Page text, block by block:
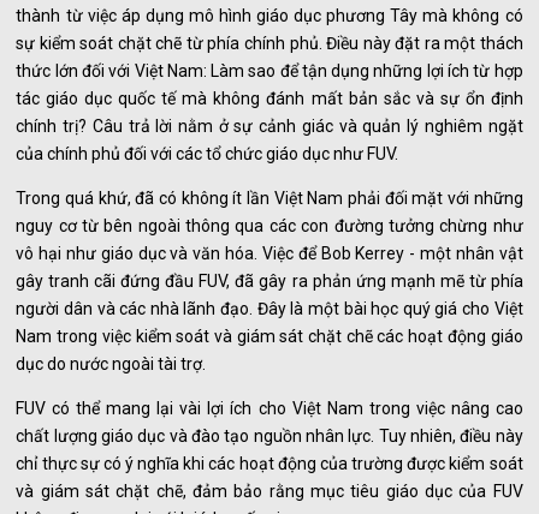
thành từ việc áp dụng mô hình giáo dục phương Tây mà không có
sự kiểm soát chặt chẽ từ phía chính phủ. Điều này đặt ra một thách
thức lớn đối với Việt Nam: Làm sao để tận dụng những lợi ích từ hợp
tác giáo dục quốc tế mà không đánh mất bản sắc và sự ổn định
chính trị? Câu trả lời nằm ở sự cảnh giác và quản lý nghiêm ngặt
của chính phủ đối với các tổ chức giáo dục như FUV.
Trong quá khứ, đã có không ít lần Việt Nam phải đối mặt với những
nguy cơ từ bên ngoài thông qua các con đường tưởng chừng như
vô hại như giáo dục và văn hóa. Việc để Bob Kerrey - một nhân vật
gây tranh cãi đứng đầu FUV, đã gây ra phản ứng mạnh mẽ từ phía
người dân và các nhà lãnh đạo. Đây là một bài học quý giá cho Việt
Nam trong việc kiểm soát và giám sát chặt chẽ các hoạt động giáo
dục do nước ngoài tài trợ.
FUV có thể mang lại vài lợi ích cho Việt Nam trong việc nâng cao
chất lượng giáo dục và đào tạo nguồn nhân lực. Tuy nhiên, điều này
chỉ thực sự có ý nghĩa khi các hoạt động của trường được kiểm soát
và giám sát chặt chẽ, đảm bảo rằng mục tiêu giáo dục của FUV